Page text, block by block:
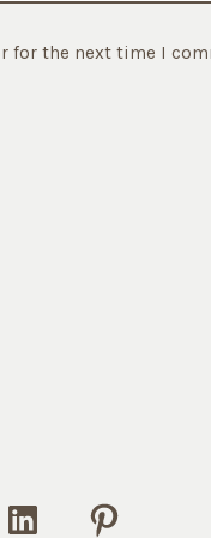
for the next time I